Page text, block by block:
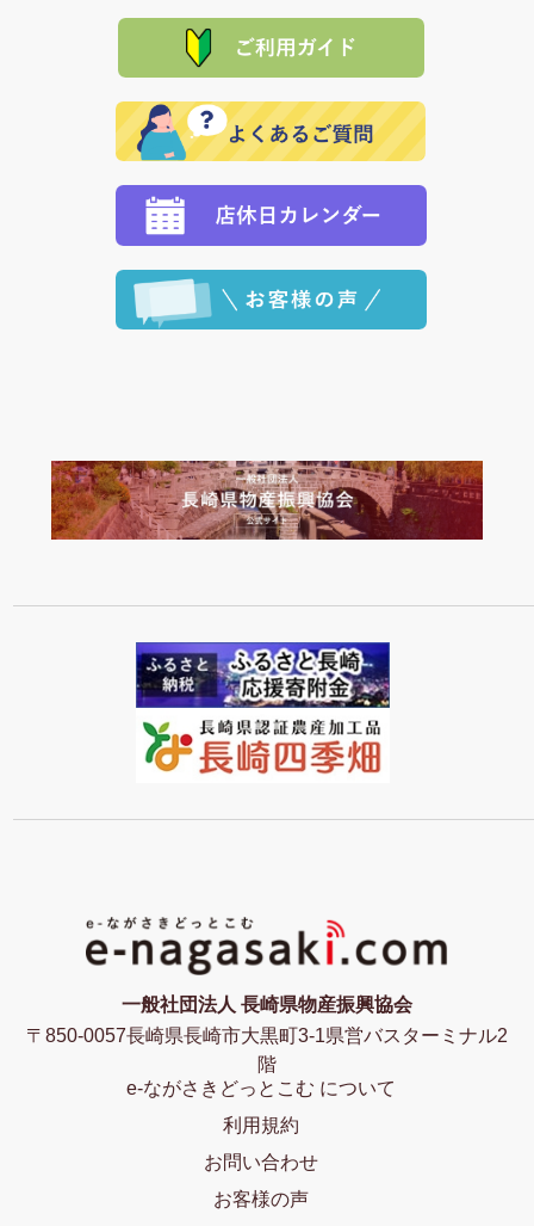
れの生産メーカーからお客様の元へ直送いたしますの
で、 それぞれ個別に送料が必要になります。
品代金を返金いたします。）
その際は誠に申し訳ありませんが、当協会までご注文
願いいたします。
た場合、お客様からの ご入金を確認した後で、商品を
定された場合は、準備出来次第の便にてお送りいたし
ます。 （到着日指定をされている場合は、ご指定の日
程に合わせてお届けいたします。）
一般社団法人 長崎県物産振興協会
〒850-0057長崎県長崎市大黒町3-1県営バスターミナル2
階
e-ながさきどっとこむ について
利用規約
お問い合わせ
お客様の声